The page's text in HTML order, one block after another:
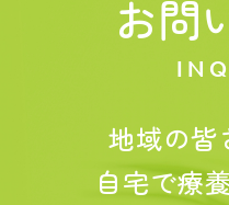
お問
地域の皆
自宅で療